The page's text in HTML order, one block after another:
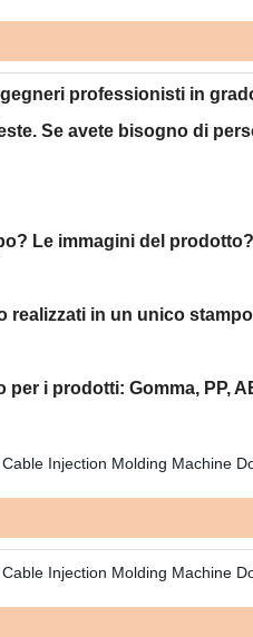
professionisti in
Se avete bisogno di
Le immagini del
realizzati in un unico
per i prodotti: Gomma, PP,